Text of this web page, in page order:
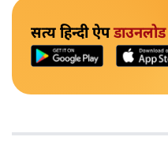
सत्य हिन्दी ऐपडाउनलोड